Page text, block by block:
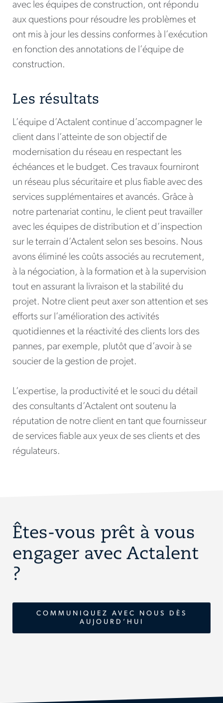
avec les équipes de construction, ont répondu
aux questions pour résoudre les problèmes et
ont mis à jour les dessins conformes à l’exécution
en fonction des annotations de l’équipe de
construction.
Les résultats
L’équipe d’Actalent continue d’accompagner le
client dans l’atteinte de son objectif de
modernisation du réseau en respectant les
échéances et le budget. Ces travaux fourniront
un réseau plus sécuritaire et plus fiable avec des
services supplémentaires et avancés. Grâce à
notre partenariat continu, le client peut travailler
avec les équipes de distribution et d’inspection
sur le terrain d’Actalent selon ses besoins. Nous
avons éliminé les coûts associés au recrutement,
à la négociation, à la formation et à la supervision
tout en assurant la livraison et la stabilité du
projet. Notre client peut axer son attention et ses
efforts sur l’amélioration des activités
quotidiennes et la réactivité des clients lors des
pannes, par exemple, plutôt que d’avoir à se
soucier de la gestion de projet.
L’expertise, la productivité et le souci du détail
des consultants d’Actalent ont soutenu la
réputation de notre client en tant que fournisseur
de services fiable aux yeux de ses clients et des
régulateurs.
Êtes-vous prêt à vous
engager avec Actalent
?
COMMUNIQUEZ AVEC NOUS DÈS
AUJOURD’HUI